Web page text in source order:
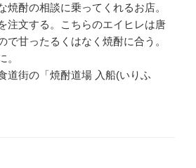
焼酎の相談に乗ってくれるお店。
注文する。こちらのエイヒレは唐
で甘ったるくはなく焼酎に合う。
。
道街の「焼酎道場 入船(いりふ